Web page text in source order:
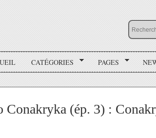
CATÉGORIES PAGES
Conakryka (ép. 3) :